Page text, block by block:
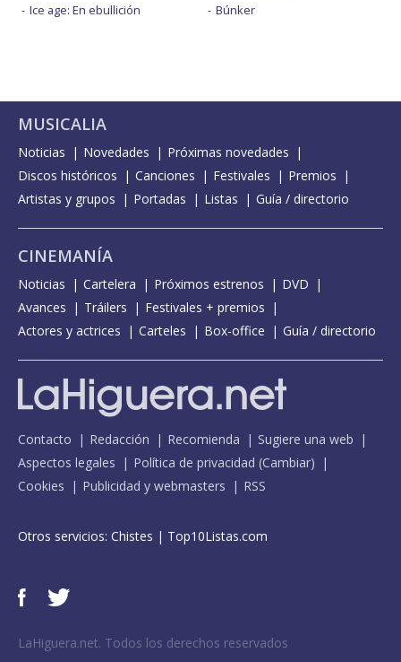
Ice age: En ebullición
Búnker
MUSICALIA
Noticias Novedades
Próximas novedades
Discos históricos
Canciones Festivales
Premios
Artistas y grupos
Portadas Listas Guía / directorio
CINEMANÍA
Noticias Cartelera Próximos estrenos
DVD
Avances
Tráilers
Festivales + premios
Actores y actrices
Carteles Box-office Guía / directorio
Contacto Redacción Recomienda
Sugiere una web
Aspectos legales
Política de privacidad (Cambiar)
Cookies
Publicidad y webmasters RSS
Otros servicios: Chistes | Top10Listas.com
LaHiguera.net. Todos los derechos reservados